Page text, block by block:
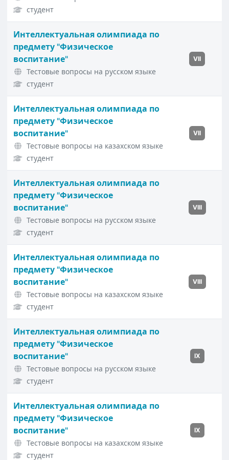
студент
Интеллектуальная олимпиада по
предмету "Физическое
воспитание"
Тестовые вопросы на русском языке
студент
VII
Интеллектуальная олимпиада по
предмету "Физическое
воспитание"
Тестовые вопросы на казахском языке
студент
VII
Интеллектуальная олимпиада по
предмету "Физическое
воспитание"
Тестовые вопросы на русском языке
студент
VIII
Интеллектуальная олимпиада по
предмету "Физическое
воспитание"
Тестовые вопросы на казахском языке
студент
VIII
Интеллектуальная олимпиада по
предмету "Физическое
воспитание"
Тестовые вопросы на русском языке
студент
IX
Интеллектуальная олимпиада по
предмету "Физическое
воспитание"
Тестовые вопросы на казахском языке
студент
IX